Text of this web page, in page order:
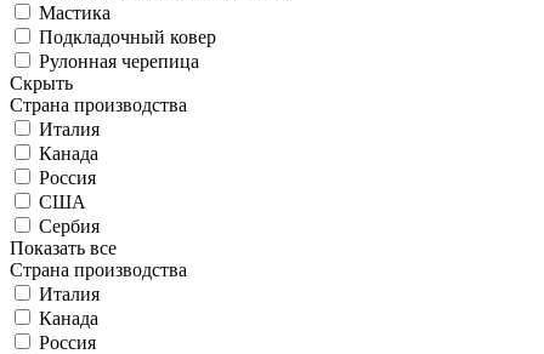
Мастика
Подкладочный ковер
Рулонная черепица
Скрыть
Страна производства
Италия
Канада
Россия
США
Сербия
Показать все
Страна производства
Италия
Канада
Россия